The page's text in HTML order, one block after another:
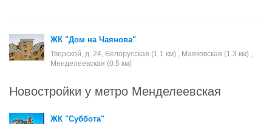
ЖК "Дом на Чаянова"
Тверской, д. 24, Белорусская (1.1 км) , Маяковская (1.3 км) ,
Менделеевская (0.5 км)
Новостройки у метро Менделеевская
ЖК "Суббота"